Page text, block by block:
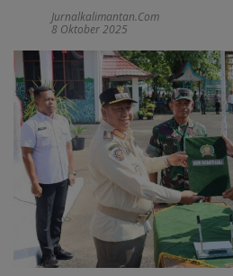
Jurnalkalimantan.com
8 Oktober 2025